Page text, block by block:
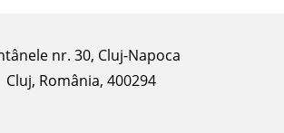
nr. 30, Cluj-Napoca
Cluj, România, 400294